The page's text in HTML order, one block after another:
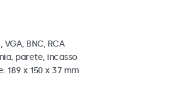
BNC, RCA
parete, incasso
189 x 150 x 37 mm